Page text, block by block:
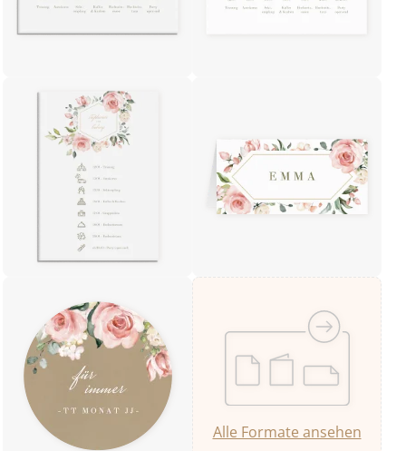
Alle Formate ansehen